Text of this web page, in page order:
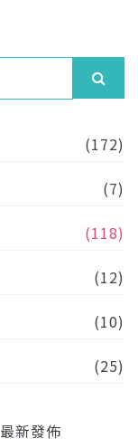
(172)
(7)
(118)
(12)
(10)
(25)
最新發佈